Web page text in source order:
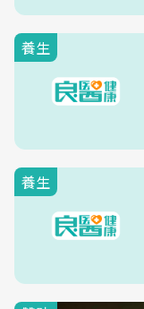
養生
養生